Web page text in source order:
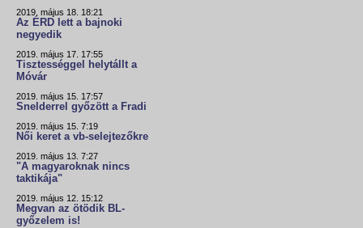
2019. május 18. 18:21
Az ÉRD lett a bajnoki
negyedik
2019. május 17. 17:55
Tisztességgel helytállt a
Móvár
2019. május 15. 17:57
Snelderrel győzött a Fradi
2019. május 15. 7:19
Női keret a vb-selejtezőkre
2019. május 13. 7:27
"A magyaroknak nincs
taktikája"
2019. május 12. 15:12
Megvan az ötödik BL-
győzelem is!